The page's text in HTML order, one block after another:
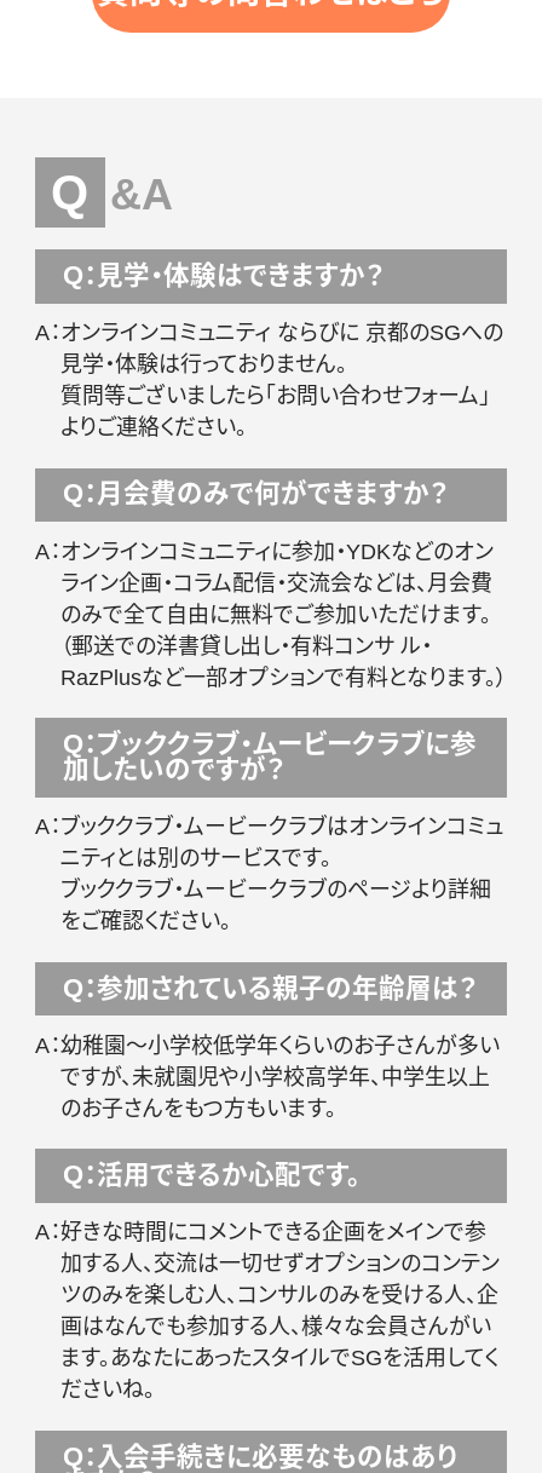
Q &A
Q：見学・体験はできますか？
A：オンラインコミュニティ ならびに 京都のSGへの
見学・体験は行っておりません。
質問等ございましたら「お問い合わせフォーム」
よりご連絡ください。
Q：月会費のみで何ができますか？
A：オンラインコミュニティに参加・YDKなどのオン
ライン企画・コラム配信・交流会などは、月会費
のみで全て自由に無料でご参加いただけます。
（郵送での洋書貸し出し・有料コンサ ル・
RazPlusなど一部オプションで有料となります。）
Q：ブッククラブ・ムービークラブに参
加したいのですが？
A：ブッククラブ・ムービークラブはオンラインコミュ
ニティとは別のサービスです。
ブッククラブ ・ムービークラブのページより詳細
をご確認ください。
Q：参加されている親子の年齢層は？
A：幼稚園～小学校低学年くらいのお子さんが多い
ですが、未就園児や小学校高学年、中学生以上
のお子さんをもつ方もいます。
Q：活用できるか心配です。
A：好きな時間にコメントできる企画をメインで参
加する人、交流は一切せずオプションのコンテン
ツのみを楽しむ人、コンサルのみを受ける人、企
画はなんでも参加する人、様々な会員さんがい
ます。あなたにあったスタイルでSGを活用してく
ださいね。
Q：入会手続きに必要なものはあり